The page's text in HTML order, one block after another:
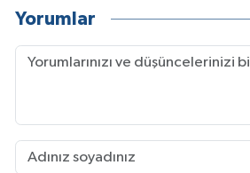
Yorumlar